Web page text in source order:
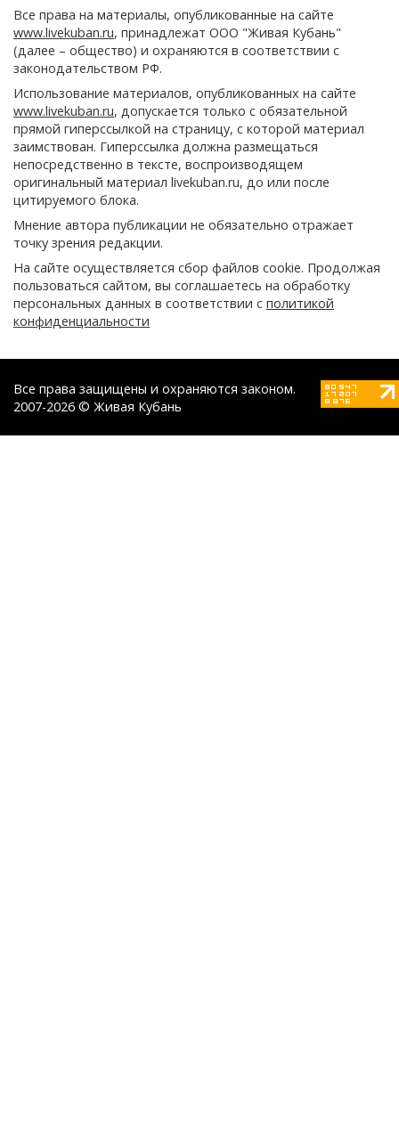
Все права на материалы, опубликованные на сайте
www.livekuban.ru, принадлежат ООО "Живая Кубань"
(далее – общество) и охраняются в соответствии с
законодательством РФ.
Использование материалов, опубликованных на сайте
www.livekuban.ru, допускается только с обязательной
прямой гиперссылкой на страницу, с которой материал
заимствован. Гиперссылка должна размещаться
непосредственно в тексте, воспроизводящем
оригинальный материал livekuban.ru, до или после
цитируемого блока.
Мнение автора публикации не обязательно отражает
точку зрения редакции.
На сайте осуществляется сбор файлов cookie. Продолжая
пользоваться сайтом, вы соглашаетесь на обработку
персональных данных в соответствии с политикой
конфиденциальности
Все права защищены и охраняются законом.
2007-2026 © Живая Кубань